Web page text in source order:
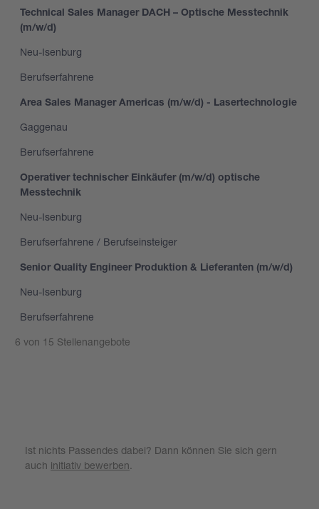
Technical Sales Manager DACH – Optische Messtechnik
(m/w/d)
Neu-Isenburg
Berufserfahrene
Area Sales Manager Americas (m/w/d) - Lasertechnologie
Gaggenau
Berufserfahrene
Operativer technischer Einkäufer (m/w/d) optische
Messtechnik
Neu-Isenburg
Berufserfahrene / Berufseinsteiger
Senior Quality Engineer Produktion & Lieferanten (m/w/d)
Neu-Isenburg
Berufserfahrene
6 von 15 Stellenangebote
Ist nichts Passendes dabei? Dann können Sie sich gern
auch initiativ bewerben